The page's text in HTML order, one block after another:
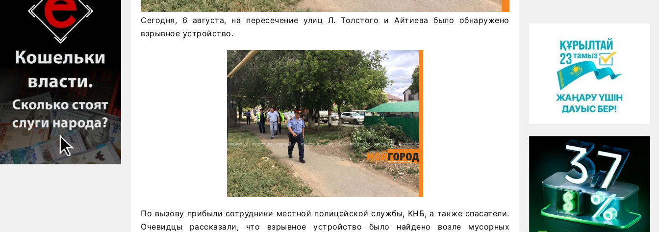
Сегодня, 6 августа, на пересечение улиц Л. Толстого и Айтиева было обнаружено
взрывное устройство.
По вызову прибыли сотрудники местной полицейской службы, КНБ, а также спасатели.
Очевидцы рассказали, что взрывное устройство было найдено возле мусорных